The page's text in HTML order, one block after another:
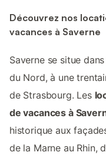
Découvrez nos
vacances à Saverne
Saverne se situe
du Nord, à une
de Strasbourg. Les
de vacances à
historique aux
de la Marne au Rhin,